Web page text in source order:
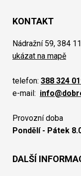
KONTAKT
Nádražní 59, 384
ukázat na mapě
telefon: 388 324
e-mail:
Provozní doba
Pondělí - Pátek
DALŠÍ